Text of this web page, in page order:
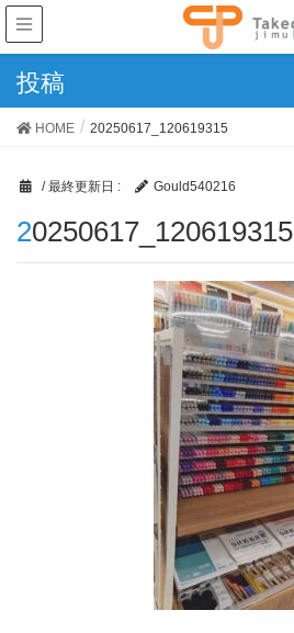
投稿
HOME 20250617_120619315
/ 最終更新日 : Gould540216
20250617_120619315